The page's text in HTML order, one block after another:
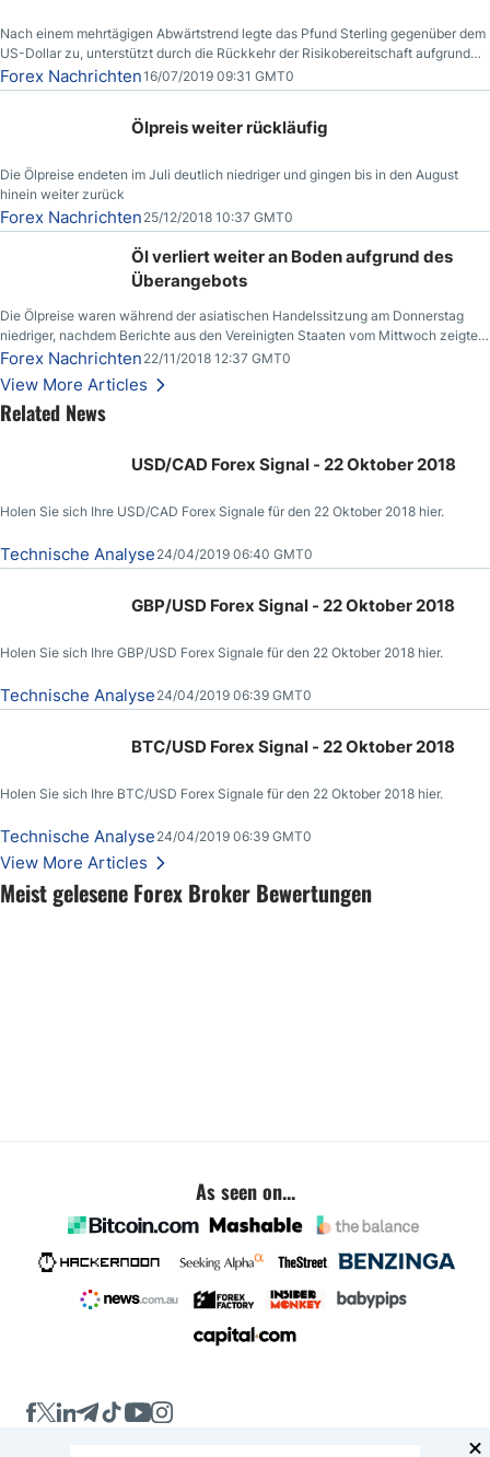
Meist gelesene Forex Broker Bewertungen
Nach einem mehrtägigen Abwärtstrend legte das Pfund Sterling gegenüber dem
US-Dollar zu, unterstützt durch die Rückkehr der Risikobereitschaft aufgrund
der Nachricht,
Forex Nachrichten16/07/2019 09:31 GMT0
Ölpreis weiter rückläufig
Die Ölpreise endeten im Juli deutlich niedriger und gingen bis in den August
hinein weiter zurück
Forex Nachrichten 25/12/2018 10:37 GMT0
Öl verliert weiter an Boden aufgrund des
Überangebots
Die Ölpreise waren während der asiatischen Handelssitzung am Donnerstag
niedriger, nachdem Berichte aus den Vereinigten Staaten vom Mittwoch zeigten,
dass die US-Rohöllagerbestände den höchsten Stand seit Dezember 2017
erreichten.
Forex Nachrichten 22/11/2018 12:37 GMT0
View More Articles
Related News
USD/CAD Forex Signal - 22 Oktober 2018
Holen Sie sich Ihre USD/CAD Forex Signale für den 22 Oktober 2018 hier.
Technische Analyse 24/04/2019 06:40 GMT0
GBP/USD Forex Signal - 22 Oktober 2018
Holen Sie sich Ihre GBP/USD Forex Signale für den 22 Oktober 2018 hier.
Technische Analyse 24/04/2019 06:39 GMT0
BTC/USD Forex Signal - 22 Oktober 2018
Holen Sie sich Ihre BTC/USD Forex Signale für den 22 Oktober 2018 hier.
Technische Analyse 24/04/2019 06:39 GMT0
View More Articles
As seen on...